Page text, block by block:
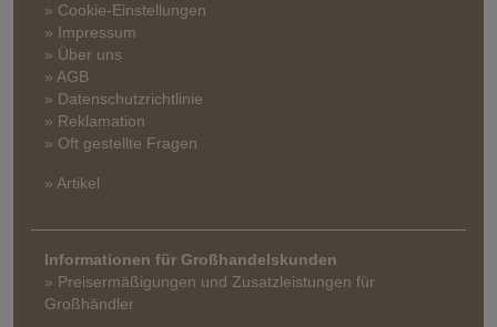
» Cookie-Einstellungen
» Impressum
» Über uns
» AGB
» Datenschutzrichtlinie
» Reklamation
» Oft gestellte Fragen
» Artikel
Informationen für Großhandelskunden
» Preisermäßigungen und Zusatzleistungen für
Großhändler